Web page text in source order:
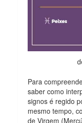
Para
saber como
signos é regido
mesmo tempo,
de Virgem